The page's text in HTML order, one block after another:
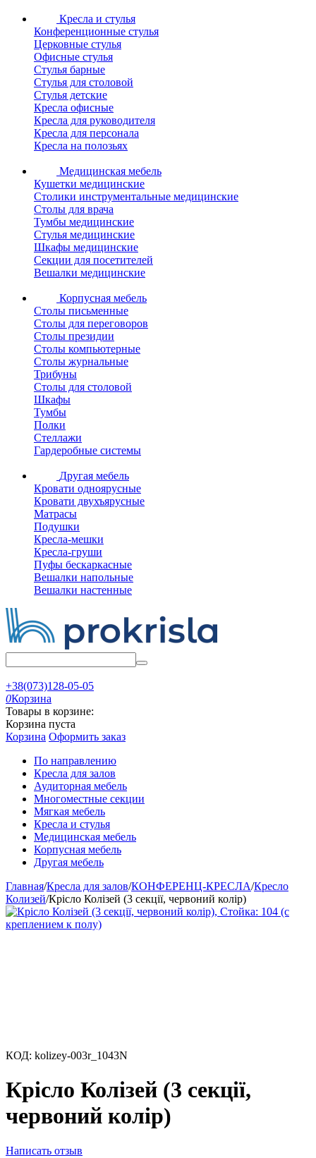
Кресла и стулья
Конференционные стулья
Церковные стулья
Офисные стулья
Стулья барные
Стулья для столовой
Стулья детские
Кресла офисные
Кресла для руководителя
Кресла для персонала
Кресла на полозьях
Медицинская мебель
Кушетки медицинские
Столики инструментальные медицинские
Столы для врача
Тумбы медицинские
Стулья медицинские
Шкафы медицинские
Секции для посетителей
Вешалки медицинские
Корпусная мебель
Столы письменные
Столы для переговоров
Столы президии
Столы компьютерные
Столы журнальные
Трибуны
Столы для столовой
Шкафы
Тумбы
Полки
Стеллажи
Гардеробные системы
Другая мебель
Кровати одноярусные
Кровати двухъярусные
Матрасы
Подушки
Кресла-мешки
Кресла-груши
Пуфы бескаркасные
Вешалки напольные
Вешалки настенные
+38(073)128-05-05
0Корзина
Товары в корзине:
Корзина пуста
Корзина Оформить заказ
По направлению
Кресла для залов
Аудиторная мебель
Многоместные секции
Мягкая мебель
Кресла и стулья
Медицинская мебель
Корпусная мебель
Другая мебель
Главная/Кресла для залов/КОНФЕРЕНЦ-КРЕСЛА/Кресло
Колизей/Крісло Колізей (3 секції, червоний колір)
КОД: kolizey-003r_1043N
Крісло Колізей (3 секції,
червоний колір)
Написать отзыв